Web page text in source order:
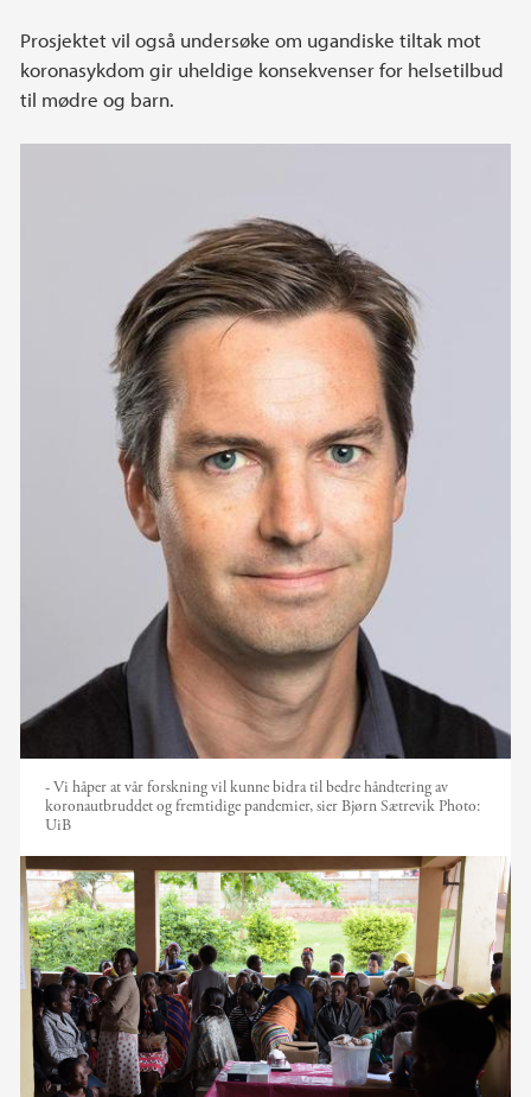
Prosjektet vil også undersøke om ugandiske tiltak mot
koronasykdom gir uheldige konsekvenser for helsetilbud
til mødre og barn.
- Vi håper at vår forskning vil kunne bidra til bedre håndtering av
koronautbruddet og fremtidige pandemier, sier Bjørn Sætrevik Photo:
UiB